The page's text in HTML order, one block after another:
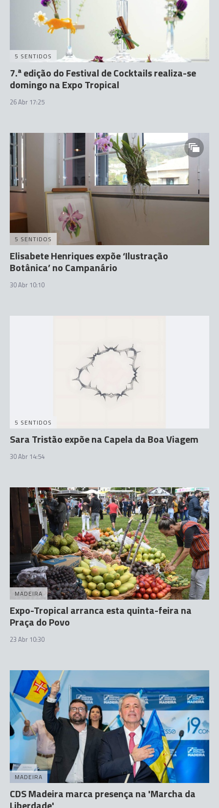
5 SENTIDOS
7.ª edição do Festival de Cocktails realiza-se
domingo na Expo Tropical
26 Abr 17:25
5 SENTIDOS
Elisabete Henriques expõe ‘Ilustração
Botânica’ no Campanário
30 Abr 10:10
5 SENTIDOS
Sara Tristão expõe na Capela da Boa Viagem
30 Abr 14:54
MADEIRA
Expo-Tropical arranca esta quinta-feira na
Praça do Povo
23 Abr 10:30
MADEIRA
CDS Madeira marca presença na 'Marcha da